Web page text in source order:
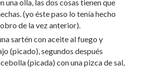
una olla, las dos cosas tienen que
(yo éste paso lo tenía hecho
de la vez anterior).
sartén con aceite al fuego y
(picado), segundos después
(picada) con una pizca de sal,